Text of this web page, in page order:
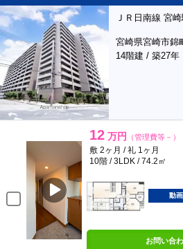
ＪＲ日南線 宮
宮崎県宮崎市錦
14階建 / 築27年
12 万円 （管理費等－）
敷 2ヶ月 / 礼 1ヶ月
10階 / 3LDK / 74.2㎡
動
お問い合